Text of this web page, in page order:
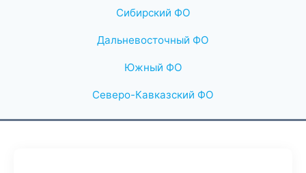
Сибирский ФО
Дальневосточный ФО
Южный ФО
Северо-Кавказский ФО